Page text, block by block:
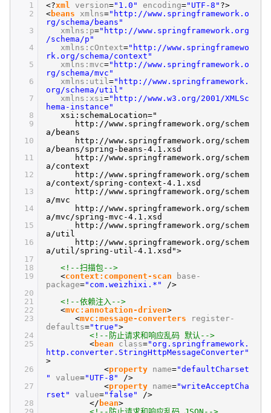
1
2
3
4
5
6
7
8
9
10
11
12
13
14
15
16
17
18
19
20
21
22
23
24
25
26
27
28
<?xml version="1.0" encoding="UTF-8" ?>
<beans xmlns="http://www.springframework.o
rg/schema/beans"
xmlns:p="http://www.springframework.org
/schema/p"
xmlns:cOntext="http://www.springframewo
rk.org/schema/context"
xmlns:mvc="http://www.springframework.o
rg/schema/mvc"
xmlns:util="http://www.springframework.
org/schema/util"
xmlns:xsi="http://www.w3.org/2001/XMLSc
hema-instance"
xsi:schemaLocation="
http://www.springframework.org/schem
a/beans
http://www.springframework.org/schem
a/beans/spring-beans-4.1.xsd
http://www.springframework.org/schem
a/context
http://www.springframework.org/schem
a/context/spring-context-4.1.xsd
http://www.springframework.org/schem
a/mvc
http://www.springframework.org/schem
a/mvc/spring-mvc-4.1.xsd
http://www.springframework.org/schem
a/util
http://www.springframework.org/schem
a/util/spring-util-4.1.xsd">
<!--扫描包-->
<context:component-scan
base-
package="com.weizhixi.*"
/>
<!--依赖注入-->
<mvc:annotation-driven>
<mvc:message-converters
register-
defaults="true">
<!--防止请求和响应乱码 默认-->
<bean class="org.springframework.
http.converter.StringHttpMessageConverter"
>
<property name="defaultCharset
"
value="UTF-8"
/>
<property name="writeAcceptCha
rset"
value="false"
/>
</ bean>